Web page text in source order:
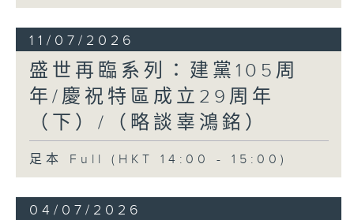
11/07/2026
盛世再臨系列：建黨105周
年/慶祝特區成立29周年
（下）/（略談辜鴻銘）
足本 Full (HKT 14:00 - 15:00)
04/07/2026